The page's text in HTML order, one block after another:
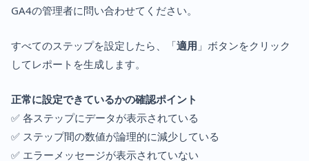
GA4の管理者に問い合わせてください。
すべてのステップを設定したら、「適用 」ボタンをクリック
してレポートを生成します。
正常に設定できているかの確認ポイント
✅ 各ステップにデータが表示されている
✅ ステップ間の数値が論理的に減少している
✅ エラーメッセージが表示されていない